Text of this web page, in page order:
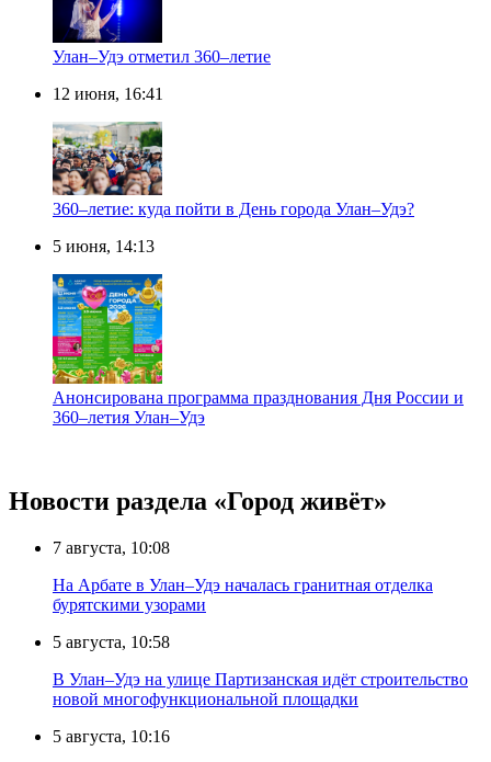
Улан–Удэ отметил 360–летие
12 июня, 16:41
360–летие: куда пойти в День города Улан–Удэ?
5 июня, 14:13
Анонсирована программа празднования Дня России и
360–летия Улан–Удэ
Новости раздела «Город живёт»
7 августа, 10:08
На Арбате в Улан–Удэ началась гранитная отделка
бурятскими узорами
5 августа, 10:58
В Улан–Удэ на улице Партизанская идёт строительство
новой многофункциональной площадки
5 августа, 10:16